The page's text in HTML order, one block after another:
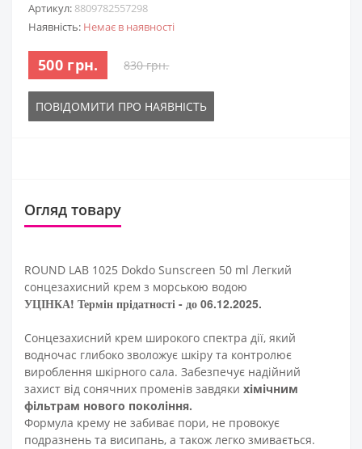
Артикул: 8809782557298
Наявність: Немає в наявності
500 грн. 830 грн.
ПОВІДОМИТИ ПРО НАЯВНІСТЬ
Огляд товару
ROUND LAB 1025 Dokdo Sunscreen 50 ml Легкий
сонцезахисний крем з морською водою
УЦІНКА! Термін прідатності - до 06.12.2025.
Сонцезахисний крем широкого спектра дії, який
водночас глибоко зволожує шкіру та контролює
вироблення шкірного сала. Забезпечує надійний
захист від сонячних променів завдяки хімічним
фільтрам нового покоління.
Формула крему не забиває пори, не провокує
подразнень та висипань, а також легко змивається.